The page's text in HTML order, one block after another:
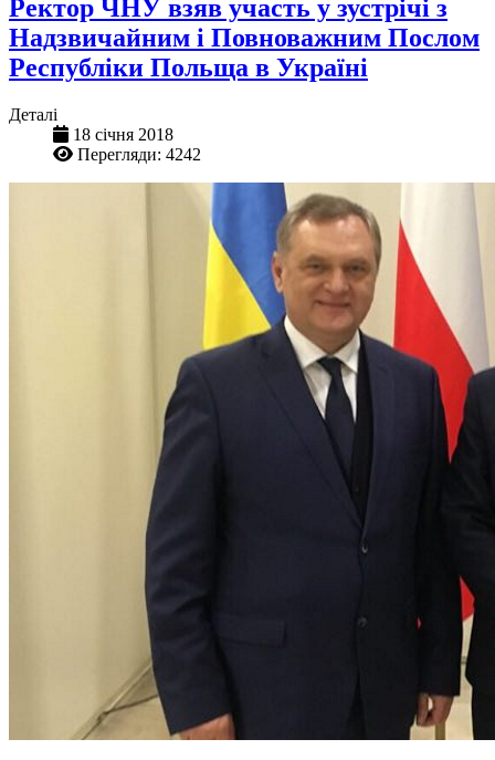
Ректор ЧНУ взяв участь у зустрічі з
Надзвичайним і Повноважним Послом
Республіки Польща в Україні
Деталі
18 січня 2018
Перегляди: 4242